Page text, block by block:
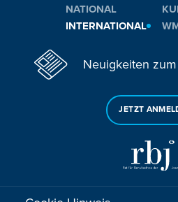
NATIONAL
INTERNATIONAL
Neuigkeiten
JETZT